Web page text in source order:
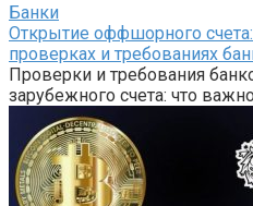
Банки
Открытие оффшорного
проверках и требованиях
Проверки и требования
зарубежного счета: что